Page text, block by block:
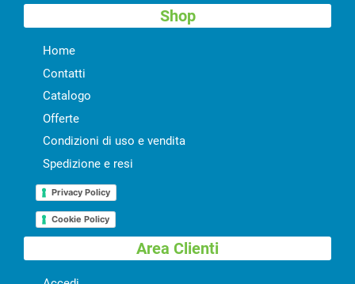
Shop
Home
Contatti
Catalogo
Offerte
Condizioni di uso e vendita
Spedizione e resi
Privacy Policy
Cookie Policy
Area Clienti